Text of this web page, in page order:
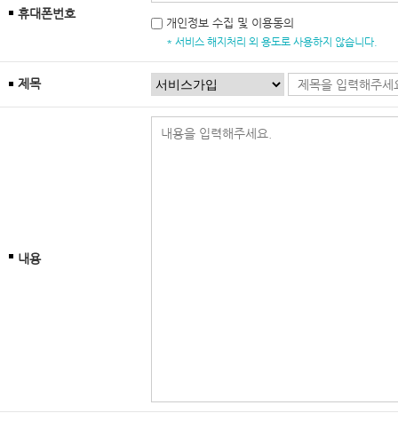
휴대폰번호
개인정보 수집 및 이용동의
* 서비스 해지처리 외 용도로 사용하지 않습니다.
제목
내용